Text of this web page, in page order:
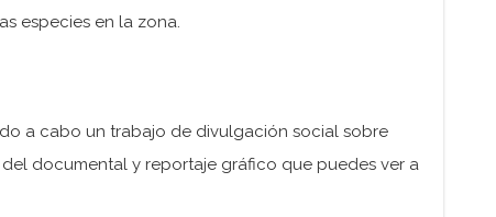
especies en la zona.
a cabo un trabajo de divulgación social sobre
documental y reportaje gráfico que puedes ver a